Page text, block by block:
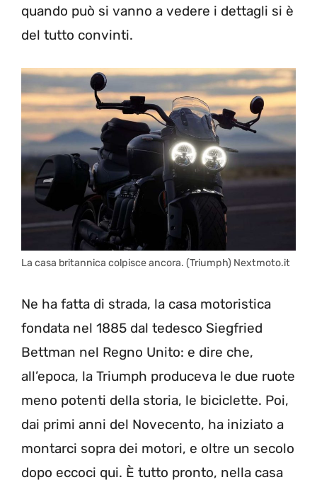
quando può si vanno a vedere i dettagli si è
del tutto convinti.
La casa britannica colpisce ancora. (Triumph) Nextmoto.it
Ne ha fatta di strada, la casa motoristica
fondata nel 1885 dal tedesco Siegfried
Bettman nel Regno Unito: e dire che,
all’epoca, la Triumph produceva le due ruote
meno potenti della storia, le biciclette. Poi,
dai primi anni del Novecento, ha iniziato a
montarci sopra dei motori, e oltre un secolo
dopo eccoci qui. È tutto pronto, nella casa